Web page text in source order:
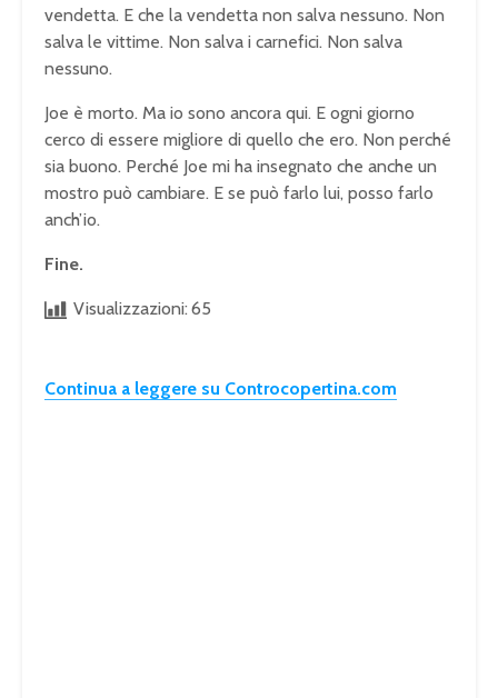
vendetta. E che la vendetta non salva nessuno. Non
salva le vittime. Non salva i carnefici. Non salva
nessuno.
Joe è morto. Ma io sono ancora qui. E ogni giorno
cerco di essere migliore di quello che ero. Non perché
sia buono. Perché Joe mi ha insegnato che anche un
mostro può cambiare. E se può farlo lui, posso farlo
anch’io.
Fine.
Visualizzazioni: 65
Continua a leggere su Controcopertina.com